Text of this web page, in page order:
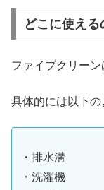
どこに使える
ファイブクリーン
具体的には以下の
・排水溝
・洗濯機